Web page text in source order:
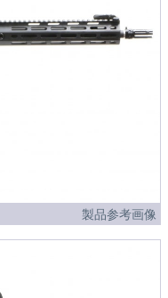
製品参考画像